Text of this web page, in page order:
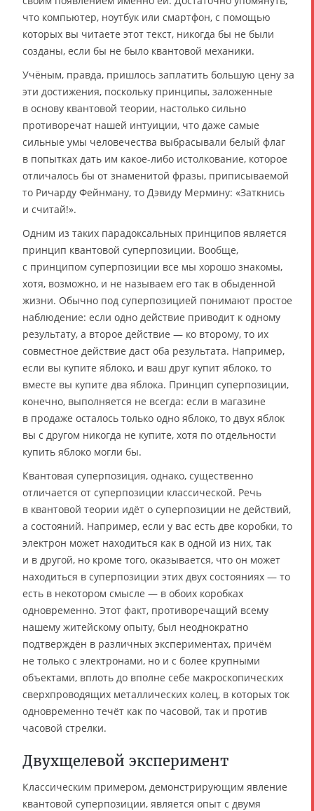
что компьютер, ноутбук или смартфон, с помощью
которых вы читаете этот текст, никогда бы не были
созданы, если бы не было квантовой механики.
Учёным, правда, пришлось заплатить большую цену за
эти достижения, поскольку принципы, заложенные
в основу квантовой теории, настолько сильно
противоречат нашей интуиции, что даже самые
сильные умы человечества выбрасывали белый флаг
в попытках дать им какое-либо истолкование, которое
отличалось бы от знаменитой фразы, приписываемой
то Ричарду Фейнману, то Дэвиду Мермину: «Заткнись
и считай!».
Одним из таких парадоксальных принципов является
принцип квантовой суперпозиции. Вообще,
с принципом суперпозиции все мы хорошо знакомы,
хотя, возможно, и не называем его так в обыденной
жизни. Обычно под суперпозицией понимают простое
наблюдение: если одно действие приводит к одному
результату, а второе действие — ко второму, то их
совместное действие даст оба результата. Например,
если вы купите яблоко, и ваш друг купит яблоко, то
вместе вы купите два яблока. Принцип суперпозиции,
конечно, выполняется не всегда: если в магазине
в продаже осталось только одно яблоко, то двух яблок
вы с другом никогда не купите, хотя по отдельности
купить яблоко могли бы.
Квантовая суперпозиция, однако, существенно
отличается от суперпозиции классической. Речь
в квантовой теории идёт о суперпозиции не действий,
а состояний. Например, если у вас есть две коробки, то
электрон может находиться как в одной из них, так
и в другой, но кроме того, оказывается, что он может
находиться в суперпозиции этих двух состояниях — то
есть в некотором смысле — в обоих коробках
одновременно. Этот факт, противоречащий всему
нашему житейскому опыту, был неоднократно
подтверждён в различных экспериментах, причём
не только с электронами, но и с более крупными
объектами, вплоть до вполне себе макроскопических
сверхпроводящих металлических колец, в которых ток
одновременно течёт как по часовой, так и против
часовой стрелки.
Двухщелевой эксперимент
Классическим примером, демонстрирующим явление
квантовой суперпозиции, является опыт с двумя